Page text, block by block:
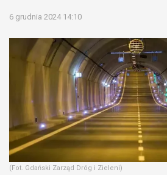
6 grudnia 2024 14:10
(Fot. Gdański Zarząd Dróg i Zieleni)